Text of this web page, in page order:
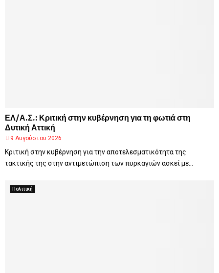
ΕΛ/Α.Σ.: Κριτική στην κυβέρνηση για τη φωτιά στη
Δυτική Αττική
9 Αυγούστου 2026
Κριτική στην κυβέρνηση για την αποτελεσματικότητα της
τακτικής της στην αντιμετώπιση των πυρκαγιών ασκεί με...
Πολιτική